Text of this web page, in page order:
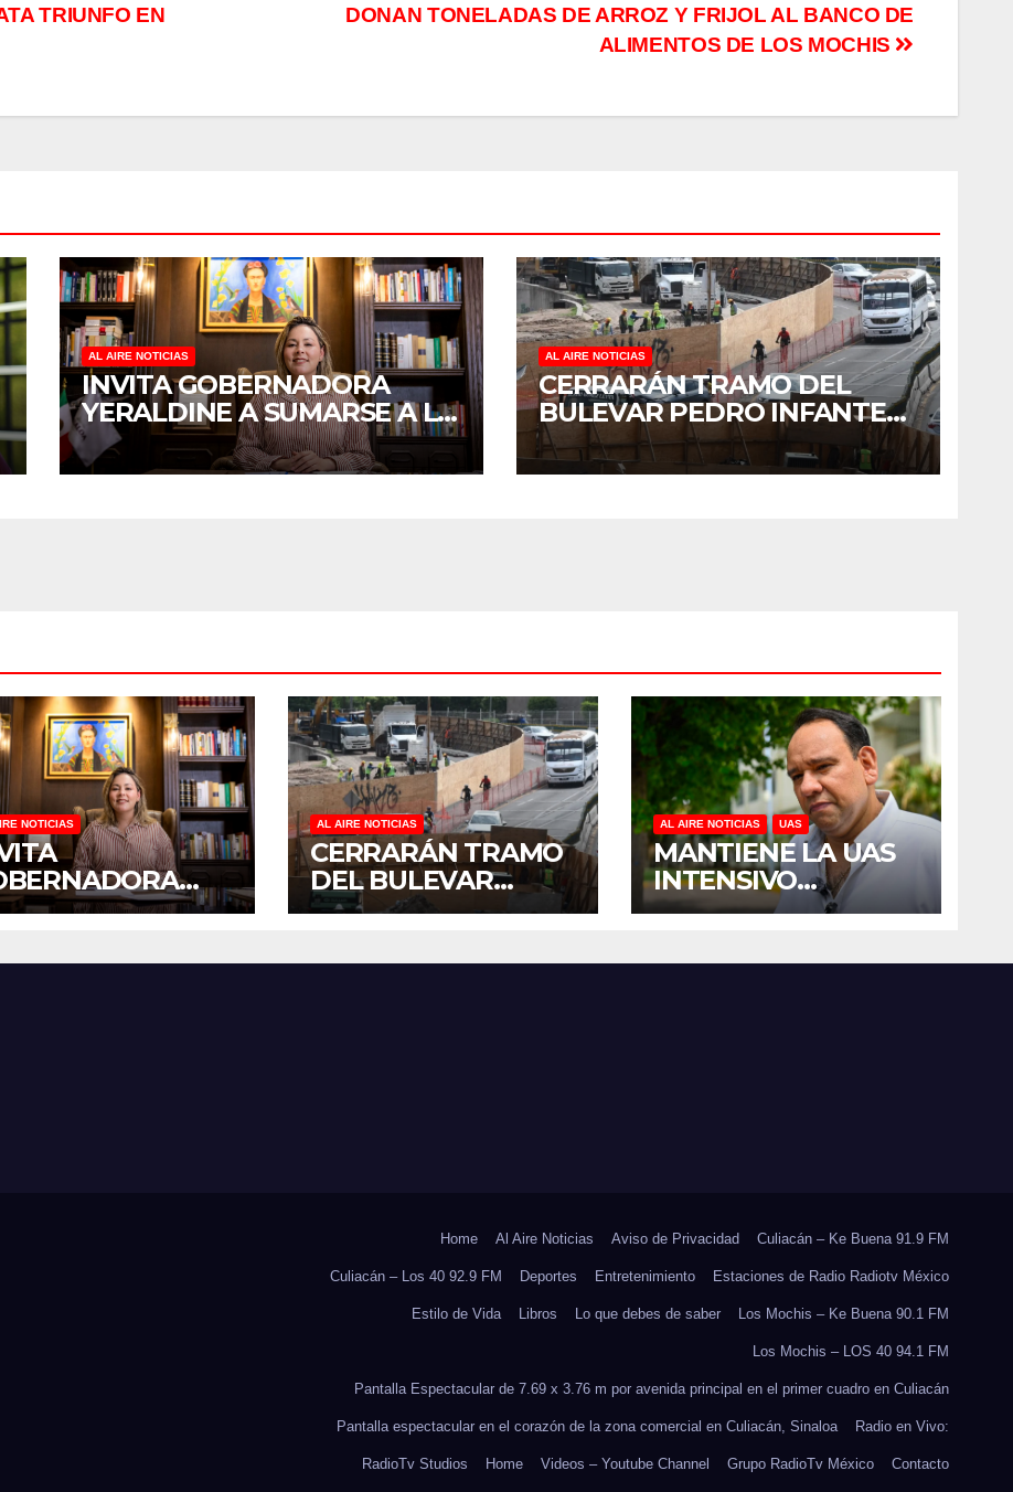
DONAN TONELADAS DE ARROZ Y FRIJOL AL BANCO DE
ALIMENTOS DE LOS MOCHIS
TRIUNFO EN
AL AIRE NOTICIAS
INVITA GOBERNADORA
YERALDINE A SUMARSE A LA
JORNADA NACIONAL DE
REFORESTACIÓN;
AL AIRE NOTICIAS
CERRARÁN TRAMO DEL
BULEVAR PEDRO INFANTE
PARA ACELERAR OBRAS
ANTES DEL REGRESO A
NOTICIAS
A
AL AIRE NOTICIAS
CERRARÁN TRAMO
DEL BULEVAR
PEDRO INFANTE
OBRAS ANTES DEL
AL AIRE NOTICIAS UAS
MANTIENE LA UAS
INTENSIVO
PROGRAMA DE
REHABILITACIÓN
Home Al Aire Noticias Aviso de Privacidad Culiacán – Ke Buena 91.9 FM
Culiacán – Los 40 92.9 FM Deportes Entretenimiento Estaciones de Radio Radiotv México
Estilo de Vida Libros Lo que debes de saber Los Mochis – Ke Buena 90.1 FM
Los Mochis – LOS 40 94.1 FM
Pantalla Espectacular de 7.69 x 3.76 m por avenida principal en el primer cuadro en Culiacán
Pantalla espectacular en el corazón de la zona comercial en Culiacán, Sinaloa Radio en Vivo:
RadioTv Studios Home Videos – Youtube Channel Grupo RadioTv México Contacto